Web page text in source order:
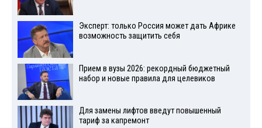
Эксперт: только Россия может дать Африке
возможность защитить себя
Прием в вузы 2026: рекордный бюджетный
набор и новые правила для целевиков
Для замены лифтов введут повышенный
тариф за капремонт